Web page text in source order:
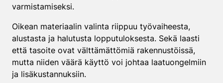
varmistamiseksi.
Oikean materiaalin valinta riippuu työvaiheesta,
alustasta ja halutusta lopputuloksesta. Sekä laasti
että tasoite ovat välttämättömiä rakennustöissä,
mutta niiden väärä käyttö voi johtaa laatuongelmiin
ja lisäkustannuksiin.